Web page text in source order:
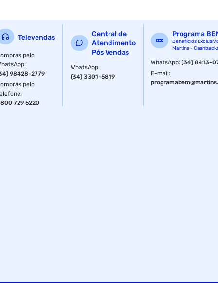
Televendas
pelo
:
98428-2779
pelo
:
729 5220
Central de
Atendimento
Pós Vendas
WhatsApp:
(34) 3301-5819
Programa
Benefícios
Martins -
WhatsApp:(34) 8413-
E-mail: